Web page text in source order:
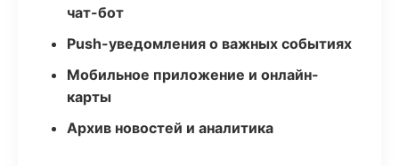
чат-бот
Push-уведомления о важных событиях
Мобильное приложение и онлайн-
карты
Архив новостей и аналитика